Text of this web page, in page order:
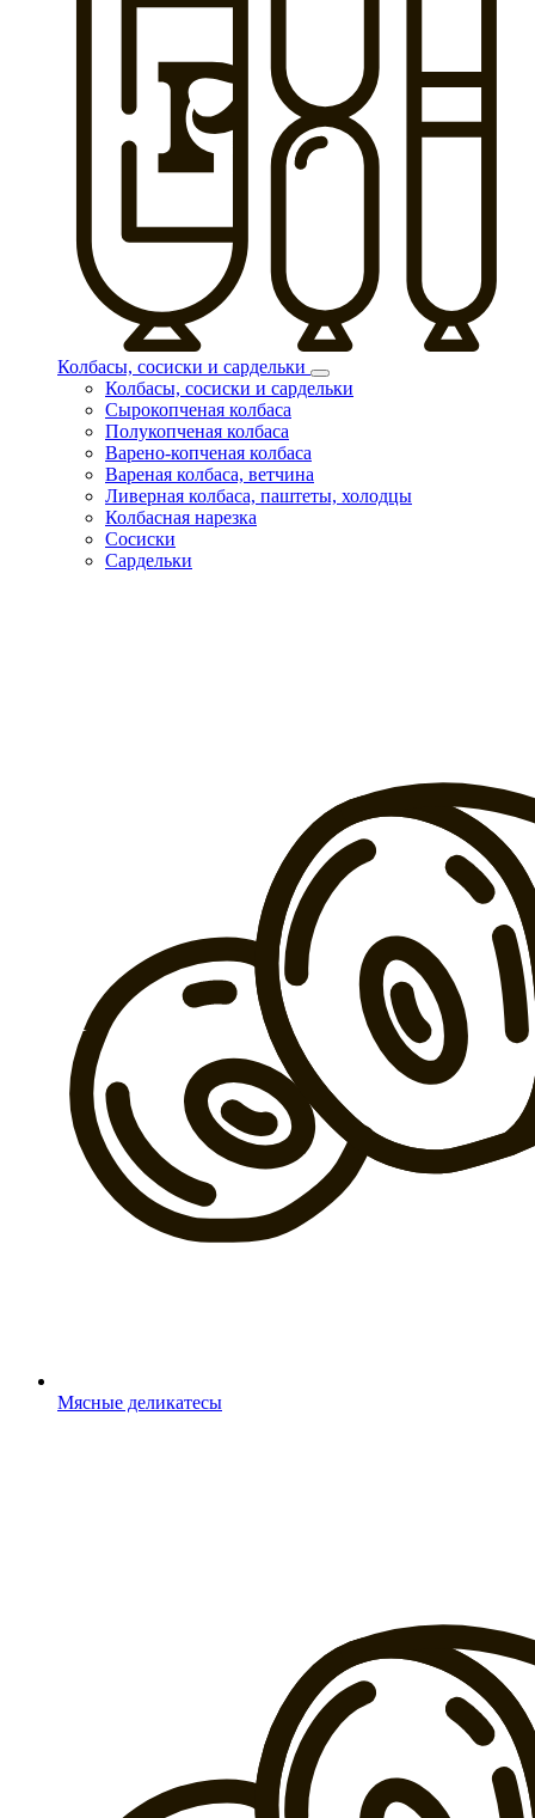
Колбасы, сосиски и сардельки
Колбасы, сосиски и сардельки
Сырокопченая колбаса
Полукопченая колбаса
Варено-копченая колбаса
Вареная колбаса, ветчина
Ливерная колбаса, паштеты, холодцы
Колбасная нарезка
Сосиски
Сардельки
Мясные деликатесы